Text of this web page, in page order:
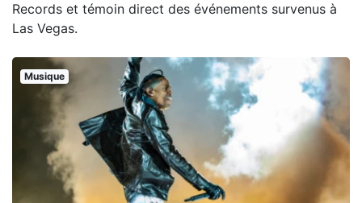
Records et témoin direct des événements survenus à
Las Vegas.
Musique